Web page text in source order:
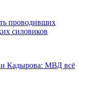
проводивших
силовиков
и Кадырова: МВД всё